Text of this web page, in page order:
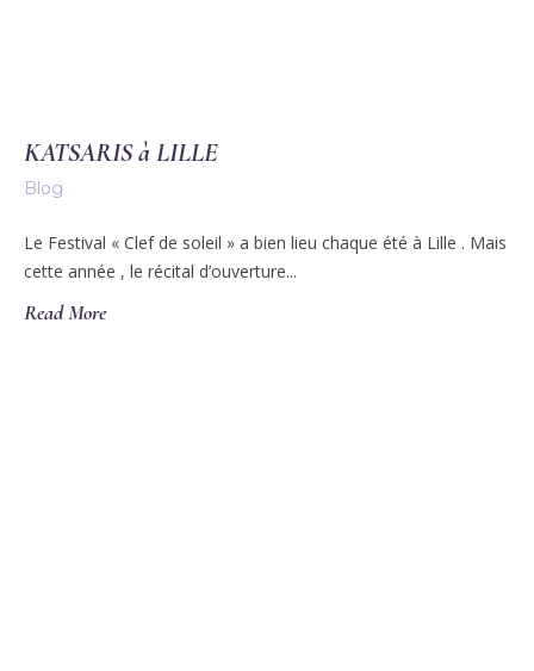
KATSARIS à LILLE
Blog
Le Festival « Clef de soleil » a bien lieu chaque été à Lille . Mais
cette année , le récital d’ouverture...
Read More